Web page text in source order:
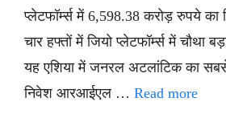
प्लेटफॉर्म्स में 6,598.38 करोड़ रुपये का
चार हफ्तों में जियो प्लेटफॉर्म्स में चौथा
यह एशिया में जनरल अटलांटिक का
निवेश आरआईएल … Read more